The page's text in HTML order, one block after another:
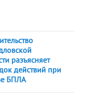
разъясняет
действий при
БПЛА